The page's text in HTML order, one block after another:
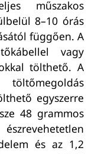
műszakos
8–10 órás
függően. A
vagy
tölthető. A
egyszerre
48 grammos
és az 1,2